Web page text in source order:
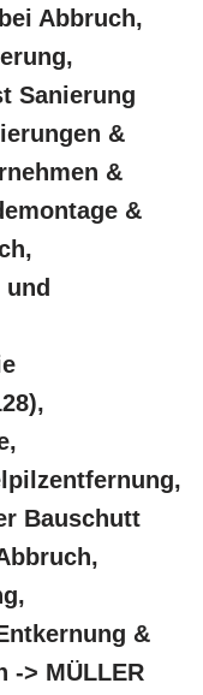
Abbruch,
Sanierung
&
&
&
und
Bauschutt
&
-> MÜLLER